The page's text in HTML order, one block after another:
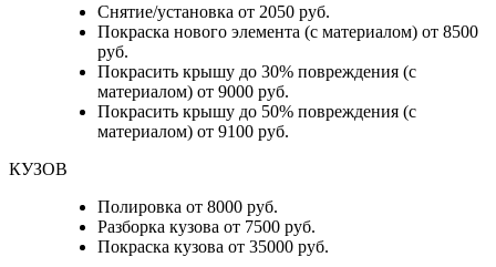
Снятие/установка от 2050 руб.
Покраска нового элемента (с материалом) от 8500
руб.
Покрасить крышу до 30% повреждения (с
материалом) от 9000 руб.
Покрасить крышу до 50% повреждения (с
материалом) от 9100 руб.
КУЗОВ
Полировка от 8000 руб.
Разборка кузова от 7500 руб.
Покраска кузова от 35000 руб.